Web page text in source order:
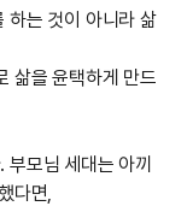
하는 것이 아니라 삶
삶을 윤택하게 만드
모님 세대는 아끼
다면,